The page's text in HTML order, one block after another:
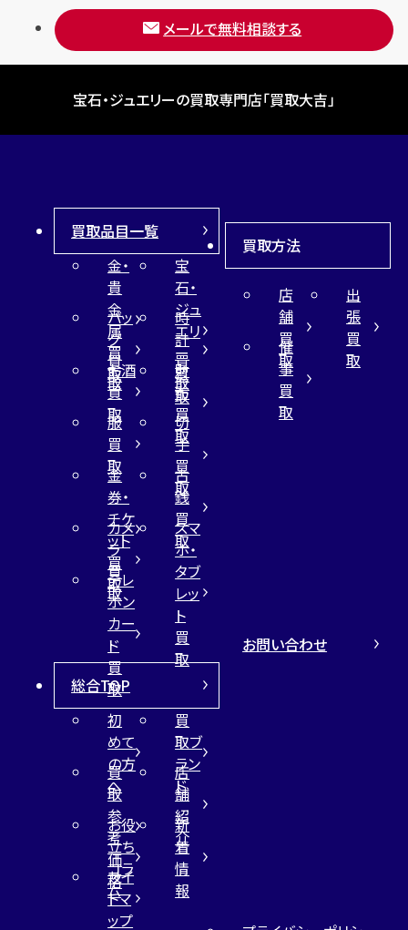
メールで無料相談する
宝石・ジュエリーの買取専門店「買取大吉」
買取品目一覧
金・
貴
金
属
買
取
宝
石・
ジュ
エリ
ー
買
取
バッ
グ
買
取
時
計
買
取
お酒
買
取
財
布
買
取
服
買
取
切
手
買
取
金
券・
チケ
ット
買
取
古
銭
買
取
カメ
ラ
買
取
スマ
ホ・
タブ
レッ
ト
買
取
テレ
ホン
カー
ド
買
取
買取方法
店
舗
買
取
出
張
買
取
催
事
買
取
総合TOP
初
めて
の方
へ
買
取ブ
ラン
ド
買
取
参
考
価
格
店
舗
紹
介
お役
立ち
コラ
ム
新
着
情
報
サイ
トマ
ップ
お問い合わせ